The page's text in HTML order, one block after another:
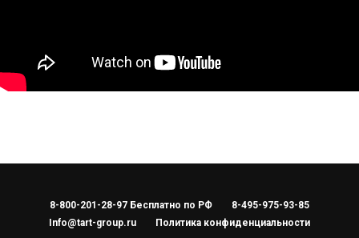
8-800-201-28-97 Бесплатно по РФ
8-495-975-93-85
Info@tart-group.ru
Политика конфиденциальности